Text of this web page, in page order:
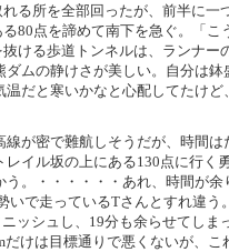
れる所を全部回ったが、前半に
80点を諦めて南下を急ぐ。「
ける歩道トンネルは、ランナー
ムの静けさが美しい。自分は
だと寒いかなと心配してたけ
が密で難航しそうだが、時間は
イル坂の上にある130点に行く
。・・・・・・あれ、時間が余
いで走っているTさんとすれ違う
ッシュし、19分も余らせてしま
けは目標通りで悪くないが、こ